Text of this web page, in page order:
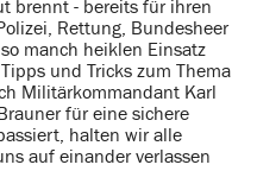
brennt - bereits für ihren
Rettung, Bundesheer
manch heiklen Einsatz
und Tricks zum Thema
Militärkommandant Karl
für eine sichere
halten wir alle
auf einander verlassen